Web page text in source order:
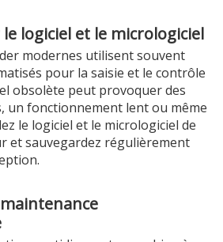
logiciel et le micrologiciel
modernes utilisent souvent
pour la saisie et le contrôle
obsolète peut provoquer des
un fonctionnement lent ou même
le logiciel et le micrologiciel de
et sauvegardez régulièrement